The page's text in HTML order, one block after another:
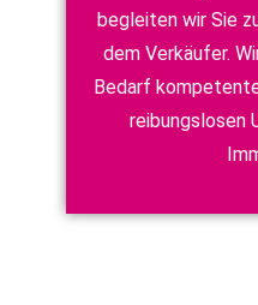
begleiten wir Sie
dem Verkäufer.
Bedarf
reibungslosen